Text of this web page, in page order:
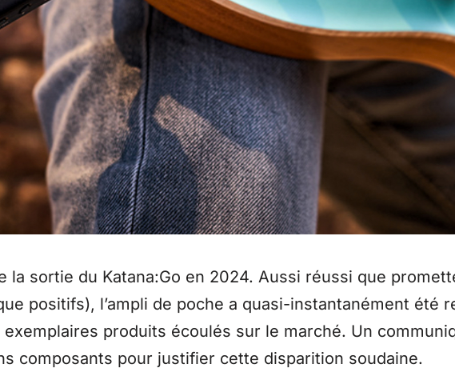
la sortie du Katana:Go en 2024. Aussi réussi que
positifs), l’ampli de poche a quasi-instantanément été
produits écoulés sur le marché. Un
composants pour justifier cette disparition soudaine.